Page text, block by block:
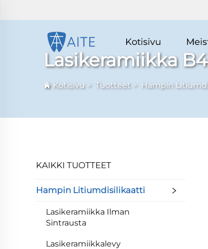
Kotisivu
Lasikeramiikka
Kotisivu> Tuotteet > Hampin
KAIKKI TUOTTEET
Hampin Litiumdisilikaatti
Lasikeramiikka Ilman
Sintrausta
Lasikeramiikkalevy